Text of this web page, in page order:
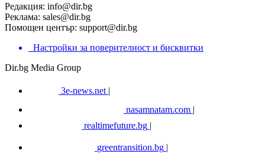
Редакция: info@dir.bg
Реклама: sales@dir.bg
Помощен център: support@dir.bg
Настройки за поверителност и бисквитки
Dir.bg Media Group
3e-news.net |
nasamnatam.com |
realtimefuture.bg |
greentransition.bg |